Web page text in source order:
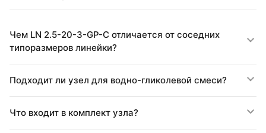
Чем LN 2.5-20-3-GP-C отличается от соседних
типоразмеров линейки?
Подходит ли узел для водно-гликолевой смеси?
Что входит в комплект узла?